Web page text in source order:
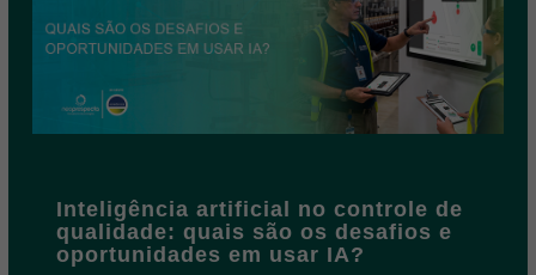
Inteligência artificial no controle de
qualidade: quais são os desafios e
oportunidades em usar IA?